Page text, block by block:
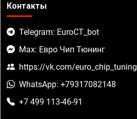
Контакты
Telegram: EuroCT_bot
Max: Евро Чип Тюнинг
https://vk.com/euro_chip_tuning
WhatsApp: +79317082148
+7 499 113-46-91